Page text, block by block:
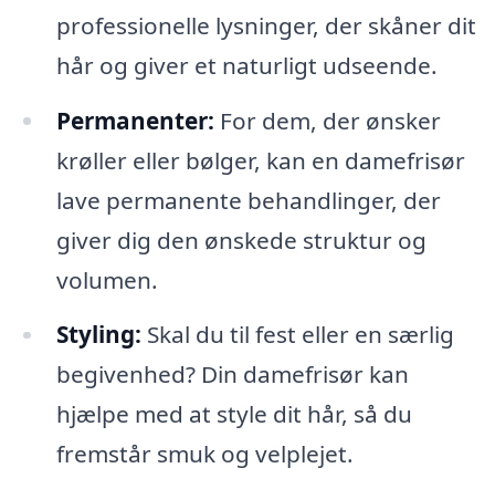
professionelle lysninger, der skåner dit
hår og giver et naturligt udseende.
Permanenter: For dem, der ønsker
krøller eller bølger, kan en damefrisør
lave permanente behandlinger, der
giver dig den ønskede struktur og
volumen.
Styling: Skal du til fest eller en særlig
begivenhed? Din damefrisør kan
hjælpe med at style dit hår, så du
fremstår smuk og velplejet.